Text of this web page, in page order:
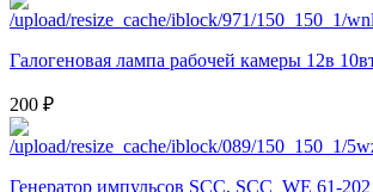
Галогеновая лампа рабочей камеры 12в
200 ₽
Генератор импульсов SCC, SCC_WE 61-